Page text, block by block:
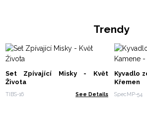
Trendy
Set Zpívající Misky - Květ
Života
TIBS-16 See Details
Kyvadlo
Křemen
SpecMP-54